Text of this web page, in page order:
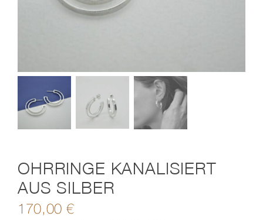
OHRRINGE KANALISIERT
AUS SILBER
170,00€